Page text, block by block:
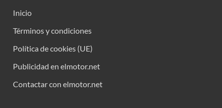
Inicio
Términos y condiciones
Política de cookies (UE)
Publicidad en elmotor.net
Contactar con elmotor.net